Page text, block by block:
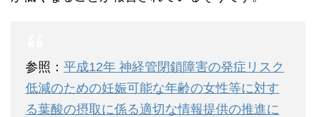
参照： 平成12年 神経管閉鎖障害の発症リスク
低減のための妊娠可能な年齢の女性等に対す
る葉酸の摂取に係る適切な情報提供の推進に